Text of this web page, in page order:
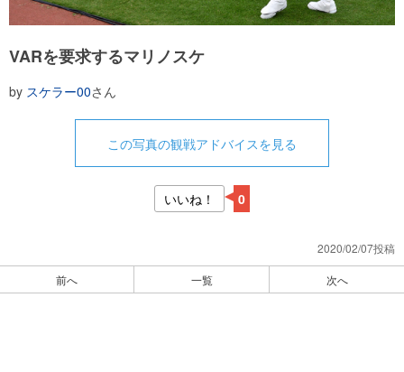
VARを要求するマリノスケ
by スケラー00さん
この写真の観戦アドバイスを見る
いいね！ 0
2020/02/07投稿
前へ 一覧 次へ